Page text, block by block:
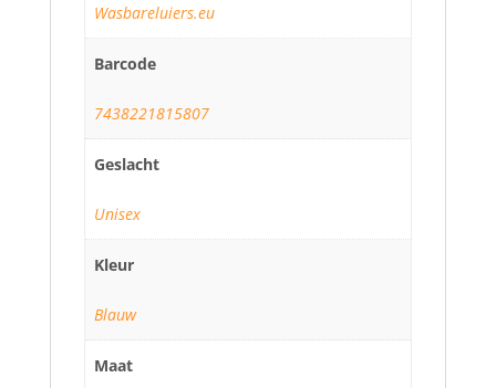
Wasbareluiers.eu
Barcode
7438221815807
Geslacht
Unisex
Kleur
Blauw
Maat